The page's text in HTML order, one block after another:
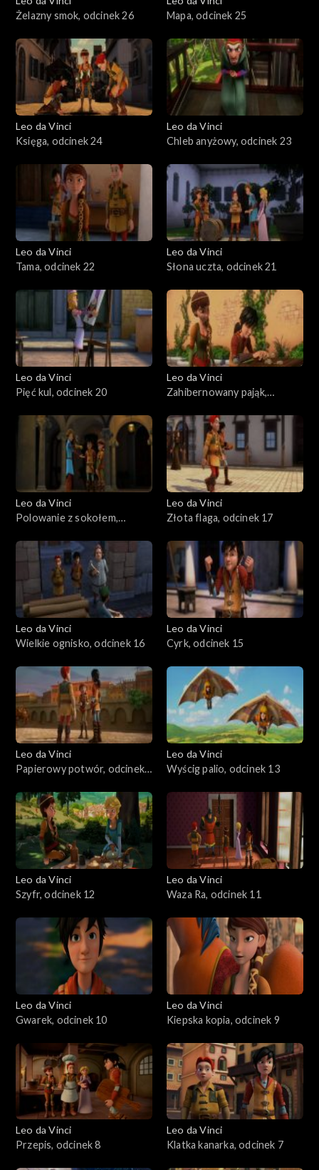
Żelazny smok, odcinek 26
Mapa, odcinek 25
Leo da Vinci
Księga, odcinek 24
Leo da Vinci
Chleb anyżowy, odcinek 23
Leo da Vinci
Tama, odcinek 22
Leo da Vinci
Słona uczta, odcinek 21
Leo da Vinci
Pięć kul, odcinek 20
Leo da Vinci
Zahibernowany pająk,
Leo da Vinci
Polowanie z sokołem,
Leo da Vinci
Złota flaga, odcinek 17
Leo da Vinci
Wielkie ognisko, odcinek 16
Leo da Vinci
Cyrk, odcinek 15
Leo da Vinci
Papierowy potwór, odcinek
Leo da Vinci
Wyścig palio, odcinek 13
Leo da Vinci
Szyfr, odcinek 12
Leo da Vinci
Waza Ra, odcinek 11
Leo da Vinci
Gwarek, odcinek 10
Leo da Vinci
Kiepska kopia, odcinek 9
Leo da Vinci
Przepis, odcinek 8
Leo da Vinci
Klatka kanarka, odcinek 7